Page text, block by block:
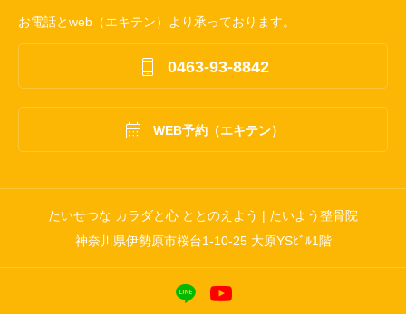
お電話とweb（エキテン）より承っております。
 0463-93-8842
 WEB予約（エキテン）
たいせつな カラダと心 ととのえよう | たいよう整骨院
神奈川県伊勢原市桜台1-10-25 大原YSﾋﾞﾙ1階